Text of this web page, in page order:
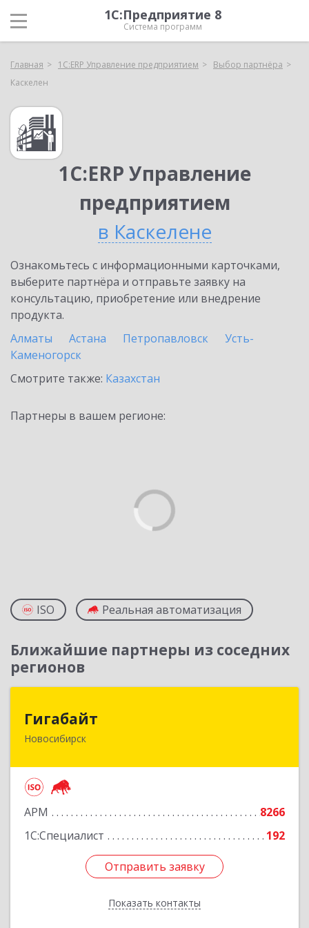
1С:Предприятие 8
Система программ
Главная 1С:ERP Управление предприятием
Выбор партнёра
Каскелен
1С:ERP Управление
предприятием
в Каскелене
Ознакомьтесь с информационными карточками,
выберите партнёра и отправьте заявку на
консультацию, приобретение или внедрение
продукта.
Алматы
Астана Петропавловск
Усть-
Каменогорск
Смотрите также: Казахстан
Партнеры в вашем регионе:
ISO Реальная автоматизация
Ближайшие партнеры из соседних
регионов
Гигабайт
Новосибирск
АРМ
8266
1С:Специалист
192
Отправить заявку
Показать контакты
630099, Новосибирская обл, Новосибирск г,
Отправить заявку
Назад